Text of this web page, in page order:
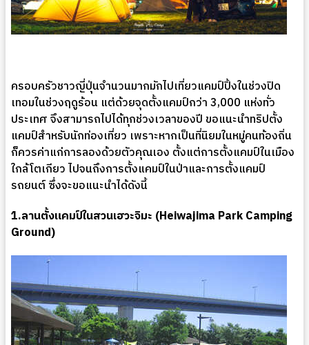
ครอบครัวชาวญี่ปุ่นจำนวนมากมักไปเที่ยวแคมป์ปิ้งในช่วงปิด
เทอมในช่วงฤดูร้อน แต่ด้วยจุดตั้งแคมป์กว่า 3,000 แห่งทั่ว
ประเทศ จึงสามารถไปได้ทุกช่วงเวลาของปี ขอแนะนำทริปตั้ง
แคมป์สำหรับนักท่องเที่ยว เพราะหากเป็นที่นิยมในหมู่คนท้องถิ่น
ก็ควรค่าแก่การลองด้วยตัวคุณเอง ตั้งแต่การตั้งแคมป์ในเมือง
ใกล้โตเกียว ไปจนถึงการตั้งแคมป์ในป่าและการตั้งแคมป์
รถยนต์ ซึ่งจะขอแนะนำได้ดังนี้
1.ลานตั้งแคมป์ในสวนเฮวะจิมะ (Heiwajima Park Camping
Ground)